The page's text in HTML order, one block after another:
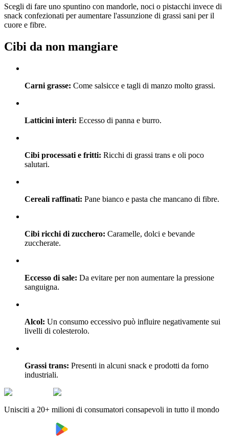
Scegli di fare uno spuntino con mandorle, noci o pistacchi invece di
snack confezionati per aumentare l'assunzione di grassi sani per il
cuore e fibre.
Cibi da non mangiare
Carni grasse: Come salsicce e tagli di manzo molto grassi.
Latticini interi: Eccesso di panna e burro.
Cibi processati e fritti: Ricchi di grassi trans e oli poco
salutari.
Cereali raffinati: Pane bianco e pasta che mancano di fibre.
Cibi ricchi di zucchero: Caramelle, dolci e bevande
zuccherate.
Eccesso di sale: Da evitare per non aumentare la pressione
sanguigna.
Alcol: Un consumo eccessivo può influire negativamente sui
livelli di colesterolo.
Grassi trans: Presenti in alcuni snack e prodotti da forno
industriali.
Unisciti a 20+ milioni di consumatori consapevoli in tutto il mondo